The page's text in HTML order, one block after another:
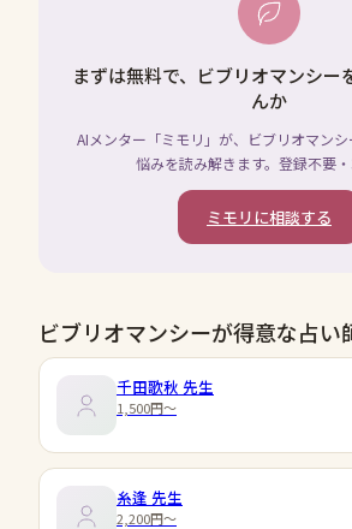
まずは無料で、ビブリオマンシー
んか
AIメンター「ミモリ」が、ビブリオマン
悩みを読み解きます。登録不要・
ミモリに相談する
ビブリオマンシーが得意な占い
千田歌秋 先生
1,500円〜
糸逢 先生
2,200円〜